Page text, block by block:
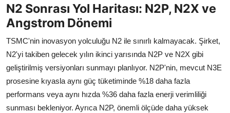
N2 Sonrası Yol Haritası: N2P, N2X ve
Angstrom Dönemi
TSMC'nin inovasyon yolculuğu N2 ile sınırlı kalmayacak. Şirket,
N2'yi takiben gelecek yılın ikinci yarısında N2P ve N2X gibi
geliştirilmiş versiyonları sunmayı planlıyor. N2P'nin, mevcut N3E
prosesine kıyasla aynı güç tüketiminde %18 daha fazla
performans veya aynı hızda %36 daha fazla enerji verimliliği
sunması bekleniyor. Ayrıca N2P, önemli ölçüde daha yüksek